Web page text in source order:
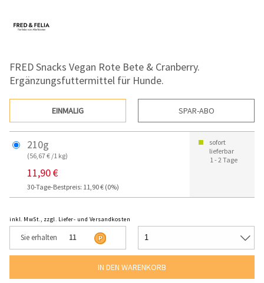
FRED Snacks Vegan Rote Bete & Cranberry.
Ergänzungsfuttermittel für Hunde.
EINMALIG SPAR-ABO
210g
(56,67 € /1 kg)
11,90 €
30-Tage-Bestpreis: 11,90 € (0%)
sofort
lieferbar
1 - 2 Tage
inkl. MwSt., zzgl. Liefer- und Versandkosten
Sie erhalten 11